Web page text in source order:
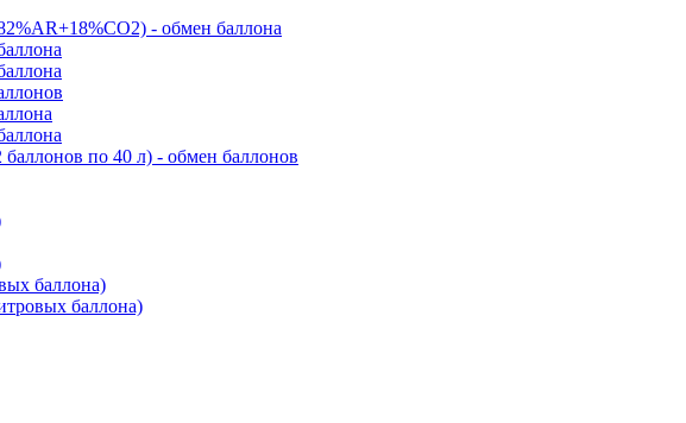
- обмен баллона
по 40 л) - обмен баллонов
баллона)
баллона)